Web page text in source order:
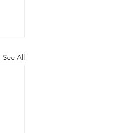
See All